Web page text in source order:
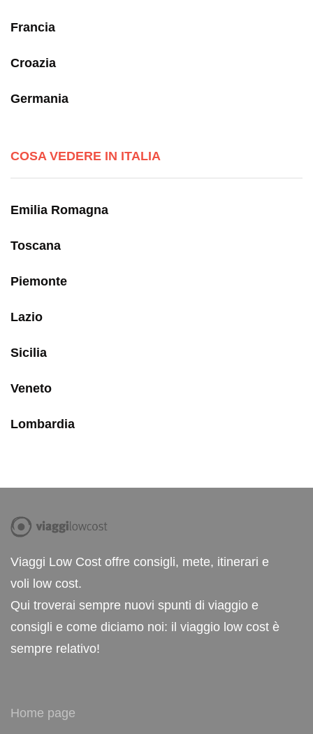
Francia
Croazia
Germania
COSA VEDERE IN ITALIA
Emilia Romagna
Toscana
Piemonte
Lazio
Sicilia
Veneto
Lombardia
Viaggi Low Cost offre consigli, mete, itinerari e
voli low cost.
Qui troverai sempre nuovi spunti di viaggio e
consigli e come diciamo noi: il viaggio low cost è
sempre relativo!
Home page